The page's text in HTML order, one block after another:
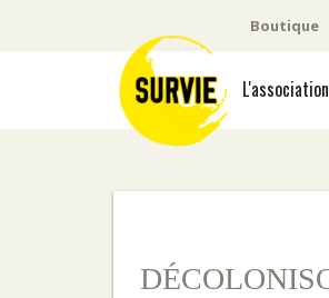
Boutique
L'association